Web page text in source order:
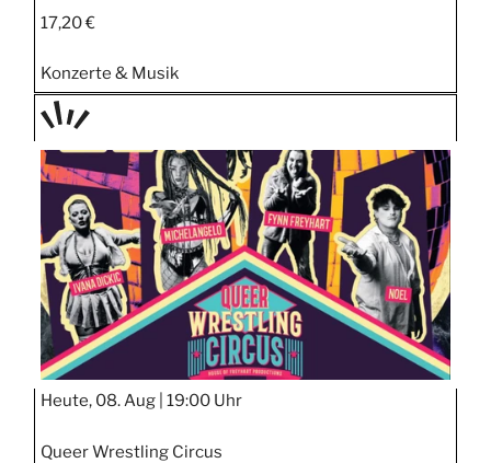
17,20 €
Konzerte & Musik
TAGE
STIPP
Heute, 08. Aug | 19:00 Uhr
Queer Wrestling Circus